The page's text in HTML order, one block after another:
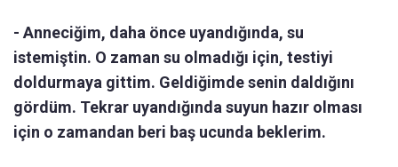
- Anneciğim, daha önce uyandığında, su
istemiştin. O zaman su olmadığı için, testiyi
doldurmaya gittim. Geldiğimde senin daldığını
gördüm. Tekrar uyandığında suyun hazır olması
için o zamandan beri baş ucunda beklerim.